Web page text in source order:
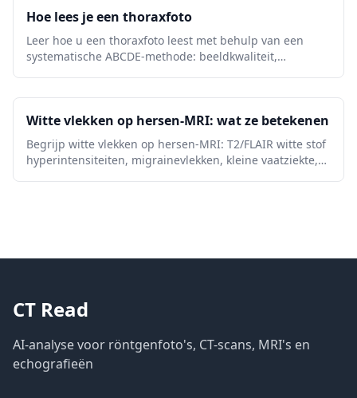
Hoe lees je een thoraxfoto
Leer hoe u een thoraxfoto leest met behulp van een
systematische ABCDE-methode: beeldkwaliteit,
Witte vlekken op hersen-MRI: wat ze betekenen
Begrijp witte vlekken op hersen-MRI: T2/FLAIR witte stof
hyperintensiteiten, migrainevlekken, kleine vaatziekte,
CT Read
AI-analyse voor röntgenfoto's, CT-scans, MRI's en
echografieën